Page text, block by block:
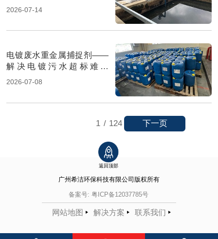
（图）
2026-07-14
电镀废水重金属捕捉剂——
解决电镀污水超标难题
（图）
2026-07-08
1 / 124 下一页
返回顶部
广州希洁环保科技有限公司 版权所有
备案号: 粤ICP备12037785号
网站地图 解决方案 联系我们